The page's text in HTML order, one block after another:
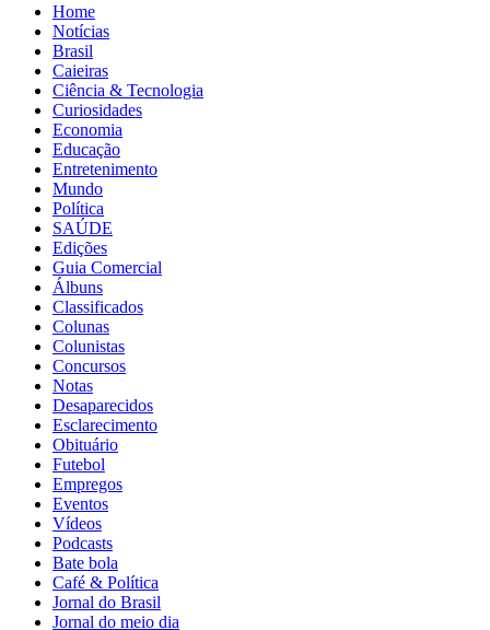
Home
Notícias
Brasil
Caieiras
Ciência & Tecnologia
Curiosidades
Economia
Educação
Entretenimento
Mundo
Política
SAÚDE
Edições
Guia Comercial
Álbuns
Classificados
Colunas
Colunistas
Concursos
Notas
Desaparecidos
Esclarecimento
Obituário
Futebol
Empregos
Eventos
Vídeos
Podcasts
Bate bola
Café & Política
Jornal do Brasil
Jornal do meio dia